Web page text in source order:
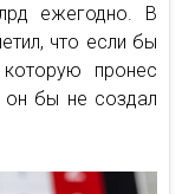
ежегодно. В
что если бы
пронес
он бы не создал